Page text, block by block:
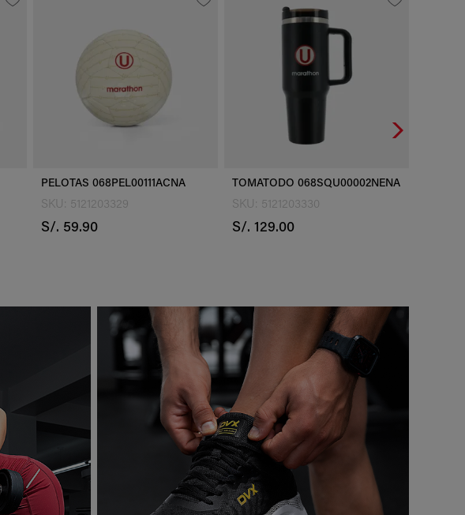
TOMATODO 068SQU00002NENA
SKU: 5121203330
S/. 129.00
TOMATODO 068SQU00002ACNA
SKU: 5121203331
S/. 129.00